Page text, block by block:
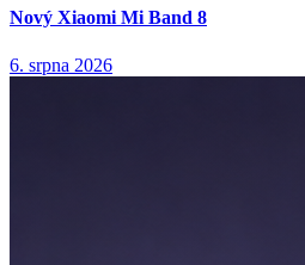
Nový Xiaomi Mi Band 8
6. srpna 2026